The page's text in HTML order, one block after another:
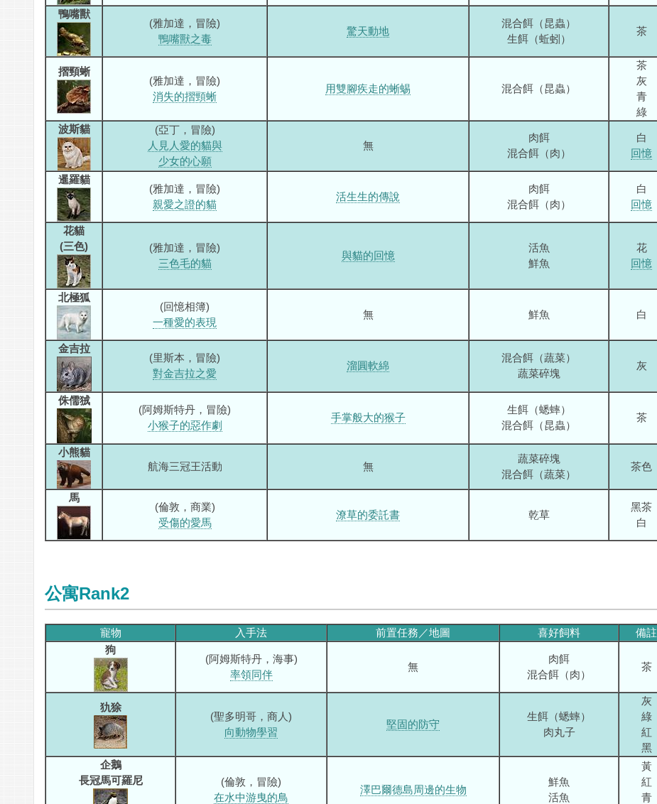
鴨嘴獸
(雅加達，冒險)
鴨嘴獸之毒
驚天動地
混合餌（昆蟲）
生餌（蚯蚓）
茶
摺頸蜥
(雅加達，冒險)
消失的摺頸蜥
用雙腳疾走的蜥蜴 混合餌（昆蟲）
茶
灰
青
綠
波斯貓
(亞丁，冒險)
人見人愛的貓與
少女的心願
無
肉餌
混合餌（肉）
白
回憶
暹羅貓
(雅加達，冒險)
親愛之證的貓
活生生的傳說
肉餌
混合餌（肉）
白
回憶
花貓
(三色)
(雅加達，冒險)
三色毛的貓
與貓的回憶
活魚
鮮魚
花
回憶
北極狐
(回憶相簿)
一種愛的表現
無 鮮魚 白
金吉拉
(里斯本，冒險)
對金吉拉之愛
溜圓軟綿
混合餌（蔬菜）
蔬菜碎塊
灰
侏儒狨
(阿姆斯特丹，冒險)
小猴子的惡作劇
手掌般大的猴子
生餌（蟋蟀）
混合餌（昆蟲）
茶
小熊貓
航海三冠王活動
無
蔬菜碎塊
混合餌（蔬菜）
茶色
馬
(倫敦，商業)
受傷的愛馬
潦草的委託書 乾草
黑茶
白
公寓Rank2
寵物 入手法 前置任務／地圖 喜好飼料
備註
狗
(阿姆斯特丹，海事)
率領同伴
無
肉餌
混合餌（肉）
茶
犰狳
(聖多明哥，商人)
向動物學習
堅固的防守
生餌（蟋蟀）
肉丸子
灰
綠
紅
黑
企鵝
長冠馬可羅尼
(倫敦，冒險)
在水中游曳的鳥
澤巴爾德島周邊的生物
鮮魚
活魚
黃
紅
青